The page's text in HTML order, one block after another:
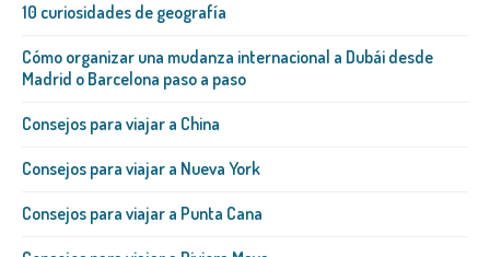
10 curiosidades de geografía
Cómo organizar una mudanza internacional a Dubái desde
Madrid o Barcelona paso a paso
Consejos para viajar a China
Consejos para viajar a Nueva York
Consejos para viajar a Punta Cana